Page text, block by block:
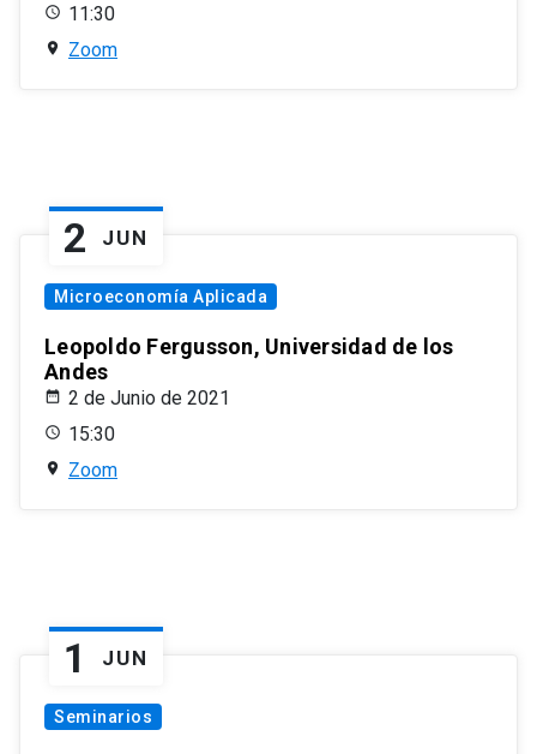
11:30
Zoom
2 JUN
Microeconomía Aplicada
Leopoldo Fergusson, Universidad de los
Andes
2 de Junio de 2021
15:30
Zoom
1 JUN
Seminarios